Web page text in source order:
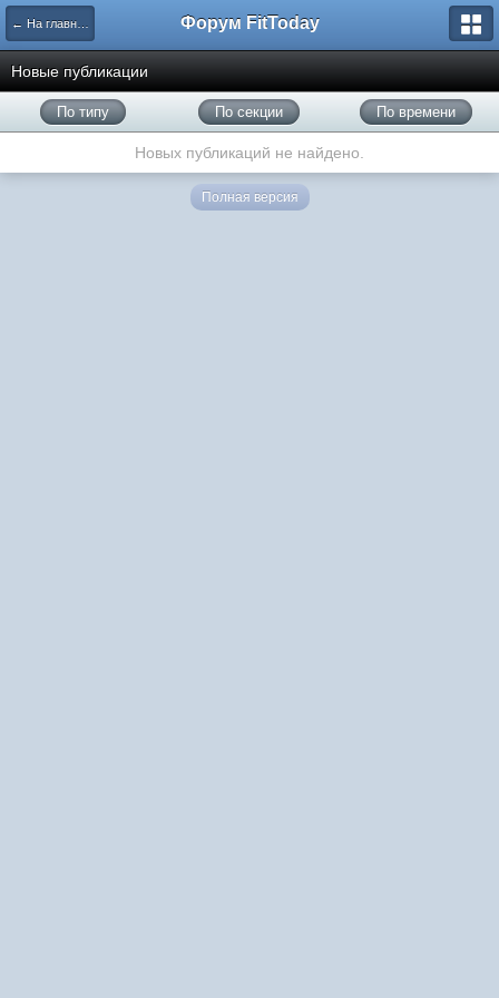
← На главную Форум FitToday
Новые публикации
По типу По секции По времени
Новых публикаций не найдено.
Полная версия